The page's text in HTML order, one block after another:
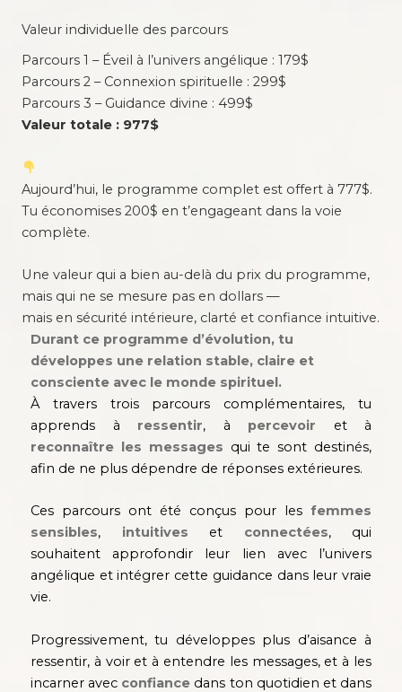
Valeur individuelle des parcours
Parcours 1 – Éveil à l’univers angélique : 179$
Parcours 2 – Connexion spirituelle : 299$
Parcours 3 – Guidance divine : 499$
Valeur totale : 977$
Aujourd’hui, le programme complet est offert à 777$.
Tu économises 200$ en t’engageant dans la voie
complète.
Une valeur qui a bien au-delà du prix du programme,
mais qui ne se mesure pas en dollars —
mais en sécurité intérieure, clarté et confiance intuitive.
Durant ce programme d’évolution, tu
développes une relation stable, claire et
consciente avec le monde spirituel.
À travers trois parcours complémentaires, tu
apprends à ressentir, à percevoir et à
reconnaître les messages qui te sont destinés,
afin de ne plus dépendre de réponses extérieures.
Ces parcours ont été conçus pour les femmes
sensibles, intuitives et connectées, qui
souhaitent approfondir leur lien avec l’univers
angélique et intégrer cette guidance dans leur vraie
vie.
Progressivement, tu développes plus d’aisance à
ressentir, à voir et à entendre les messages, et à les
incarner avec confiance dans ton quotidien et dans